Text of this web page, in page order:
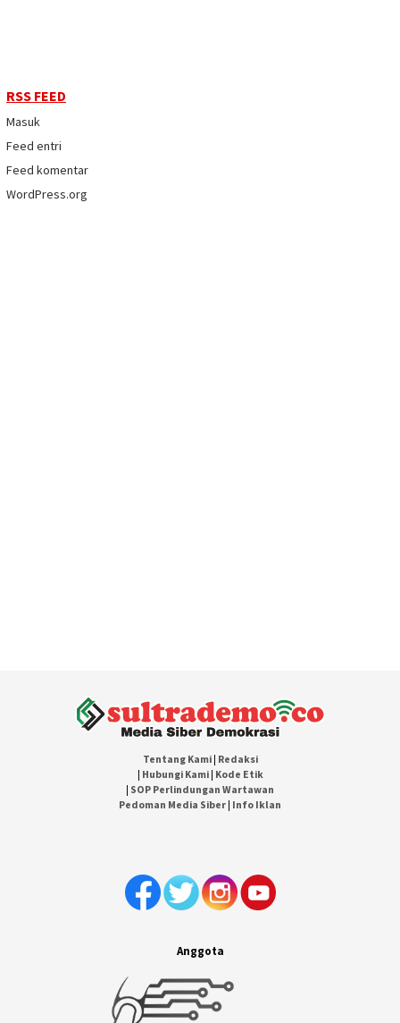
RSS FEED
Masuk
Feed entri
Feed komentar
WordPress.org
Tentang Kami| Redaksi
| Hubungi Kami| Kode Etik
| SOP Perlindungan Wartawan
Pedoman Media Siber | Info Iklan
Anggota